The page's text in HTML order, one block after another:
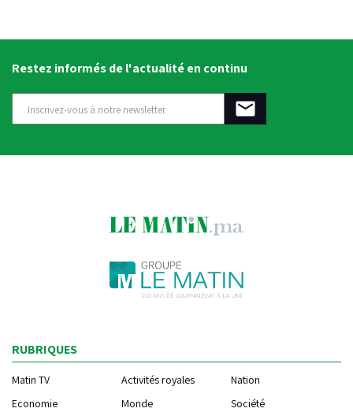
Restez informés de l'actualité en continu
RUBRIQUES
Matin TV Activités royales
Nation
Economie
Monde
Société